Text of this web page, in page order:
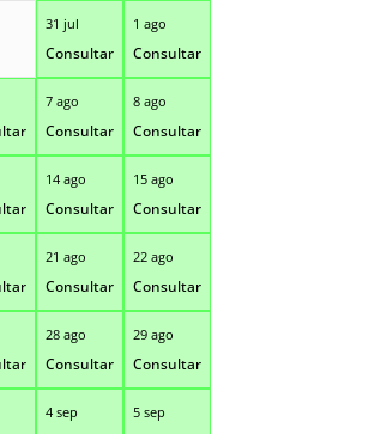
31 jul
Consultar
1 ago
Consultar
7 ago
Consultar
8 ago
Consultar
14 ago
Consultar
15 ago
Consultar
21 ago
Consultar
22 ago
Consultar
28 ago
Consultar
29 ago
Consultar
4 sep 5 sep